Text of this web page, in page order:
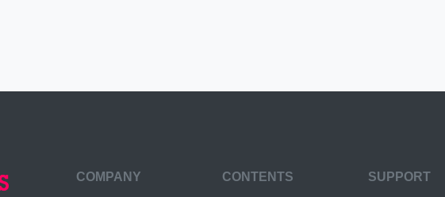
COMPANY CONTENTS SUPPORT